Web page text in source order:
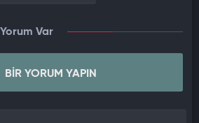
Var
BIR YORUM YAPIN